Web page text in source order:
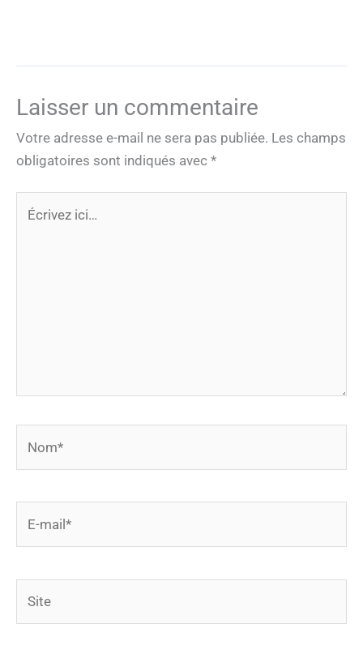
Laisser un commentaire
Votre adresse e-mail ne sera pas publiée. Les champs
obligatoires sont indiqués avec *